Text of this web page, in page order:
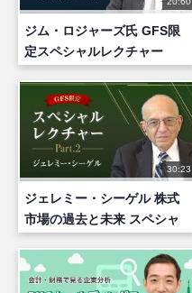
ジム・ロジャーズ氏 GFS限
定スペシャルレクチャー
part2
30:23
ジェレミー・シーゲル 株式
市場の過去と未来 スペシャ
ルレクチャー part2